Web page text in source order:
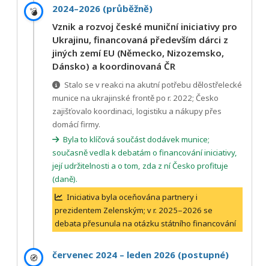
💣
2024–2026 (průběžně)
Vznik a rozvoj české muniční iniciativy pro
Ukrajinu, financovaná především dárci z
jiných zemí EU (Německo, Nizozemsko,
Dánsko) a koordinovaná ČR
Stalo se v reakci na akutní potřebu dělostřelecké
munice na ukrajinské frontě po r. 2022; Česko
zajišťovalo koordinaci, logistiku a nákupy přes
domácí firmy.
Byla to klíčová součást dodávek munice;
současně vedla k debatám o financování iniciativy,
její udržitelnosti a o tom, zda z ní Česko profituje
(daně).
Iniciativa byla oceňována partnery i
prezidentem Zelenským; v r. 2025–2026 se
debata přesunula na otázku státního financování
🧭
červenec 2024 – leden 2026 (postupné)